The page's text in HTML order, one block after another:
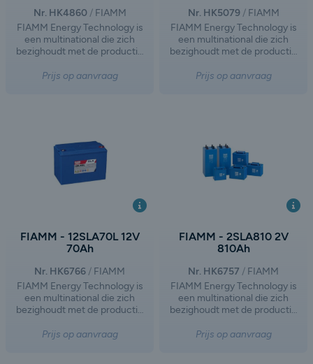
Nr. HK4860
FIAMM
FIAMM Energy Technology is
een multinational die zich
bezighoudt met de productie
accu's voor motorvoertuigen
industriële loodzuurbatterijen
een eigen weg zijn ingeslagen.
Prijs op aanvraag
Nr. HK5079
FIAMM
FIAMM Energy Technology is
een multinational die zich
bezighoudt met de productie
accu's voor motorvoertuigen
industriële loodzuurbatterijen
een eigen weg zijn ingeslagen.
Prijs op aanvraag
FIAMM - 12SLA70L 12V
70Ah
Nr. HK6766
FIAMM
FIAMM Energy Technology is
een multinational die zich
bezighoudt met de productie
accu's voor motorvoertuigen
Prijs op aanvraag
FIAMM - 2SLA810 2V
810Ah
Nr. HK6757
FIAMM
FIAMM Energy Technology is
een multinational die zich
bezighoudt met de productie
accu's voor motorvoertuigen
Prijs op aanvraag